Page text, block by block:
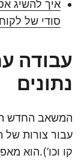
סודי של לקוח
עבודה
נתונים
המשאב החדש
עבור צורות של
קו וכו’).הוא